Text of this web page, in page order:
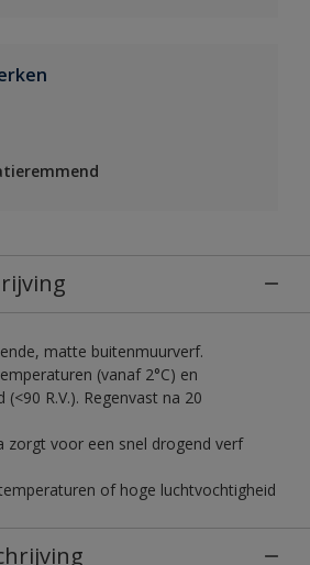
matte buitenmuurverf.
(vanaf 2°C) en
R.V.). Regenvast na 20
zorgt voor een snel drogend verf
of hoge luchtvochtigheid